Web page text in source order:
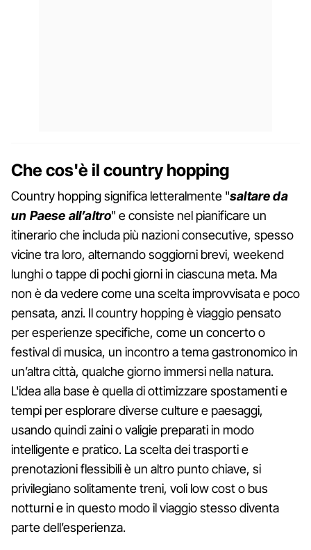
Che cos'è il country hopping
Country hopping significa letteralmente "saltare da
un Paese all’altro" e consiste nel pianificare un
itinerario che includa più nazioni consecutive, spesso
vicine tra loro, alternando soggiorni brevi, weekend
lunghi o tappe di pochi giorni in ciascuna meta. Ma
non è da vedere come una scelta improvvisata e poco
pensata, anzi. Il country hopping è viaggio pensato
per esperienze specifiche, come un concerto o
festival di musica, un incontro a tema gastronomico in
un’altra città, qualche giorno immersi nella natura.
L'idea alla base è quella di ottimizzare spostamenti e
tempi per esplorare diverse culture e paesaggi,
usando quindi zaini o valigie preparati in modo
intelligente e pratico. La scelta dei trasporti e
prenotazioni flessibili è un altro punto chiave, si
privilegiano solitamente treni, voli low cost o bus
notturni e in questo modo il viaggio stesso diventa
parte dell’esperienza.